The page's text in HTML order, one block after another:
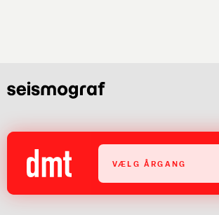
VÆLG ÅRGANG